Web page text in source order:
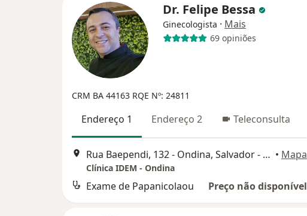
Dr. Felipe Bessa
Ginecologista · Mais
69 opiniões
CRM BA 44163 RQE Nº: 24811
Endereço 1 Endereço 2 Teleconsulta
Rua Baependi, 132 - Ondina, Salvador - BA, Brasil, Salvador • Mapa
Clínica IDEM - Ondina
Exame de Papanicolaou Preço não disponível